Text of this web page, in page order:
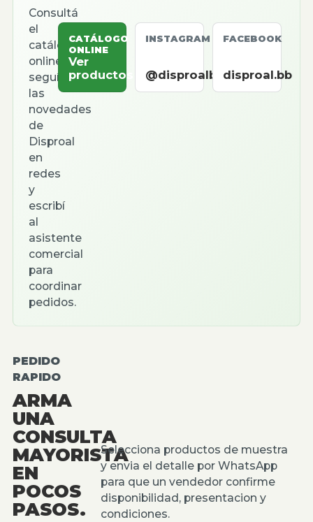
Consultá
el
catálogo
online,
seguí
las
novedades
de
Disproal
en
redes
y
escribí
al
asistente
comercial
para
coordinar
pedidos.
CATÁLOGO
ONLINE
Ver
productos
INSTAGRAM
@disproalbb
FACEBOOK
disproal.bb
PEDIDO
RAPIDO
ARMA
UNA
CONSULTA
MAYORISTA
EN
POCOS
PASOS.
Selecciona productos de muestra
y envia el detalle por WhatsApp
para que un vendedor confirme
disponibilidad, presentacion y
condiciones.